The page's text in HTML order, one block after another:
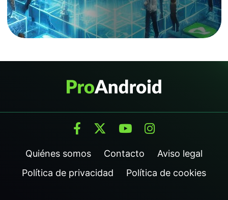
Quiénes somos Contacto
Aviso legal
Política de privacidad
Política de cookies